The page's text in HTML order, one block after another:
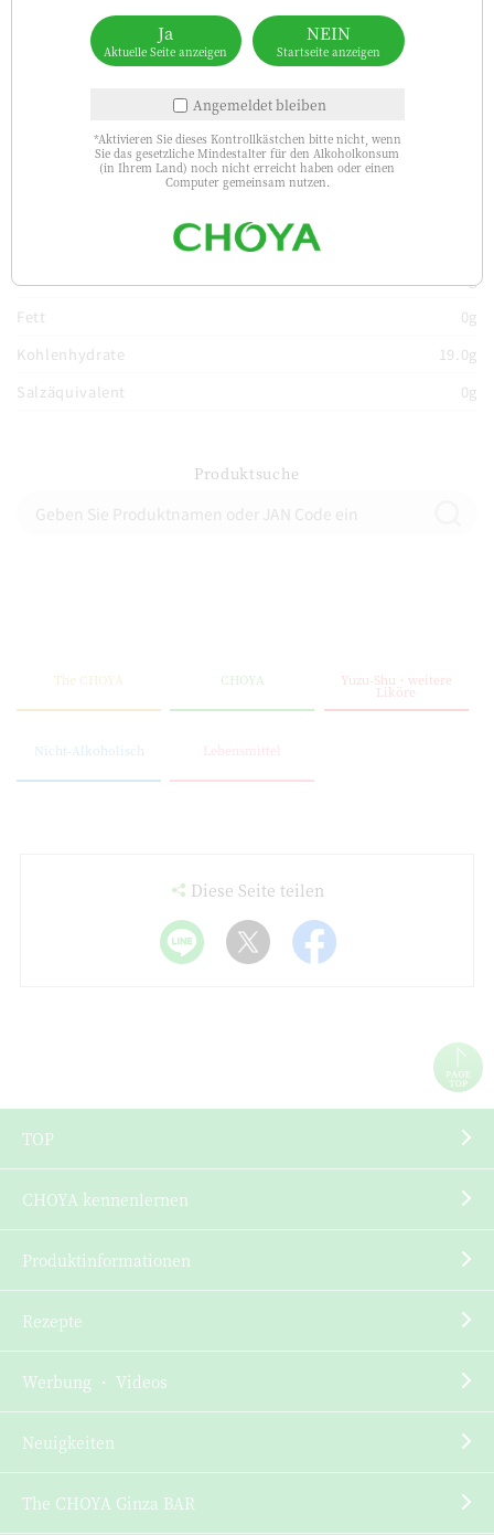
Niederlande Irland Australien Schweden Kanada
（Per 100ml）
Fett
0g
Kohlenhydrate
19.0g
Salzäquivalent
0g
Produktsuche
The CHOYA CHOYA Yuzu-Shu・weitere
Liköre
Nicht-Alkoholisch Lebensmittel
Diese Seite teilen
TOP
CHOYA kennenlernen
Produktinformationen
Rezepte
Werbung ・ Videos
Neuigkeiten
The CHOYA Ginza BAR
Ja
Aktuelle Seite anzeigen
NEIN
Startseite anzeigen
Angemeldet bleiben
*Aktivieren Sie dieses Kontrollkästchen bitte nicht, wenn
Sie das gesetzliche Mindestalter für den Alkoholkonsum
(in Ihrem Land) noch nicht erreicht haben oder einen
Computer gemeinsam nutzen.